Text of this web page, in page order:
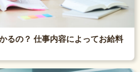
るの？ 仕事内容によってお給料